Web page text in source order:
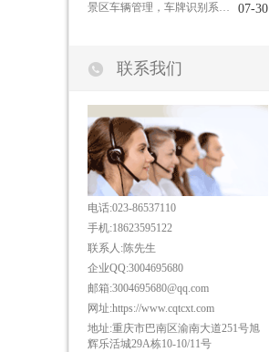
07-30
 联系我们
电话:023-86537110
手机:18623595122
联系人:陈先生
企业QQ:3004695680
邮箱:3004695680@qq.com
网址:https://www.cqtcxt.com
地址:重庆市巴南区渝南大道251号旭
辉乐活城29A栋10-10/11号